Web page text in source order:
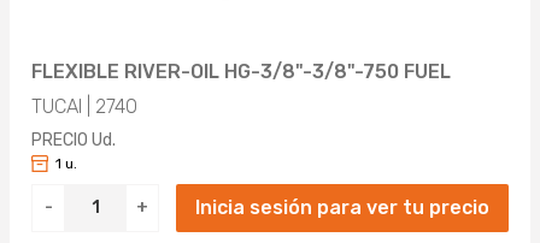
FLEXIBLE RIVER-OIL HG-3/8"-3/8"-750 FUEL
TUCAI | 2740
PRECIO Ud.
- +
1 u.
Inicia sesión para ver tu precio